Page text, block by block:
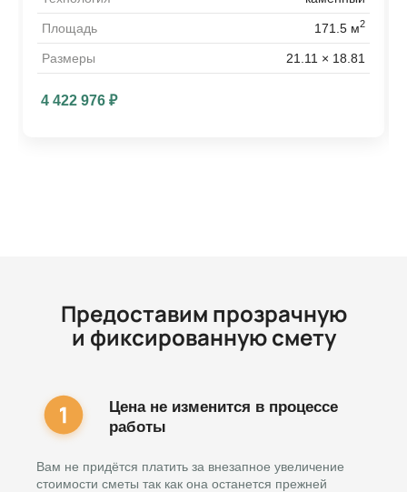
Площадь 171.5 м2
Размеры 21.11 × 18.81
4 422 976₽
Предоставим прозрачную
и фиксированную смету
Цена не изменится в процессе
работы
Вам не придётся платить за внезапное увеличение
стоимости сметы так как она останется прежней